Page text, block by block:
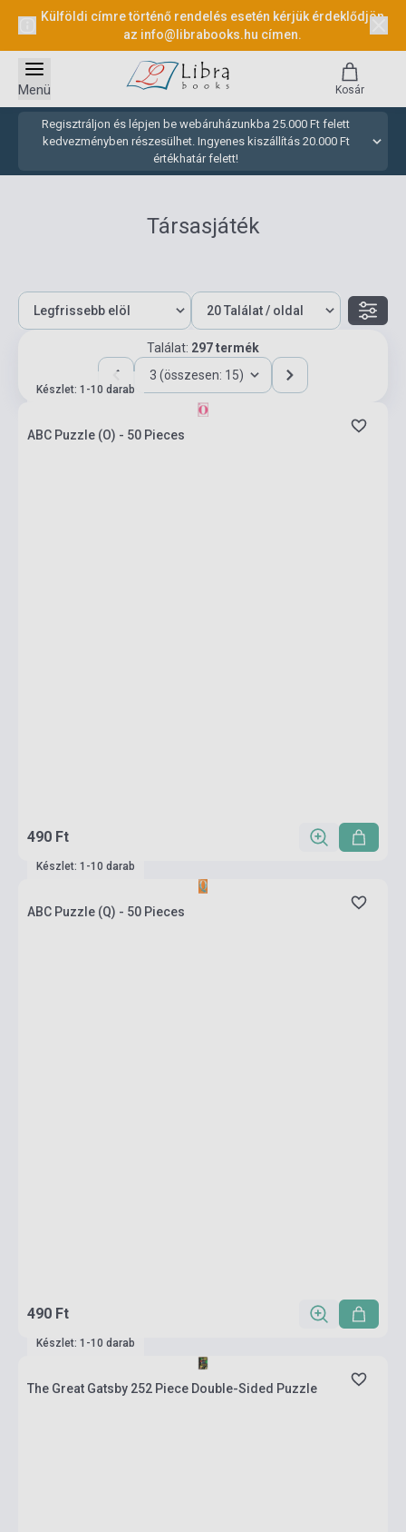
Külföldi címre történő rendelés esetén kérjük érdeklődjön
az info@librabooks.hu címen.
Regisztráljon és lépjen be webáruházunkba 25.000 Ft felett
kedvezményben részesülhet. Ingyenes kiszállítás 20.000 Ft
értékhatár felett!
Menü Kosár
Társasjáték
Találat: 297 termék
3 (összesen: 15)
Készlet: 1-10 darab
ABC Puzzle (O) - 50 Pieces
490 Ft
Készlet: 1-10 darab
ABC Puzzle (Q) - 50 Pieces
490 Ft
Készlet: 1-10 darab
The Great Gatsby 252 Piece Double-Sided Puzzle